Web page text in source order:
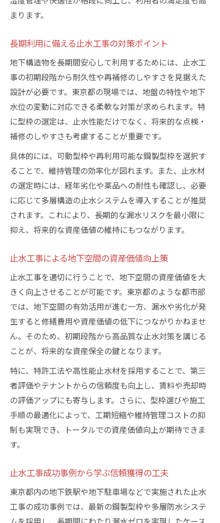
まります。
長期利用に備える止水工事の対策ポイント
地下構造物を長期間安心して利用するためには、止水工
事の初期段階から耐久性や再補修のしやすさを見据えた
設計が必要です。東京都の現場では、地盤の特性や地下
水位の変動に対応できる柔軟な対策が求められます。特
に型枠の選定は、止水性能だけでなく、将来的な点検・
補修のしやすさも考慮することが重要です。
具体的には、可動型枠や再利用可能な鋼製型枠を選択す
ることで、維持管理の効率化が図れます。また、止水材
の選定時には、経年劣化や薬品への耐性も確認し、必要
に応じて多層構造の止水システムを導入することが推奨
されます。これにより、長期的な漏水リスクを最小限に
抑え、将来的な資産価値の維持にもつながります。
止水工事による地下空間の資産価値向上策
止水工事を適切に行うことで、地下空間の資産価値を大
きく向上させることが可能です。東京都のような都市部
では、地下空間の有効活用が進む一方、漏水や劣化が発
生すると修繕費用や資産価値の低下につながりかねませ
ん。そのため、初期段階から高品質な止水対策を講じる
ことが、将来的な資産保全の鍵となります。
特に、特許工法や高性能止水材を採用することで、第三
者評価やテナントからの信頼度も向上し、賃料や売却時
の評価アップにも寄与します。さらに、型枠選びや施工
手順の最適化によって、工期短縮や維持管理コストの抑
制も実現でき、トータルでの資産価値向上が期待できま
す。
止水工事成功事例から学ぶ信頼獲得の工夫
東京都内の地下鉄駅や地下駐車場などで実施された止水
工事の成功事例では、最新の鋼製型枠や多層防水システ